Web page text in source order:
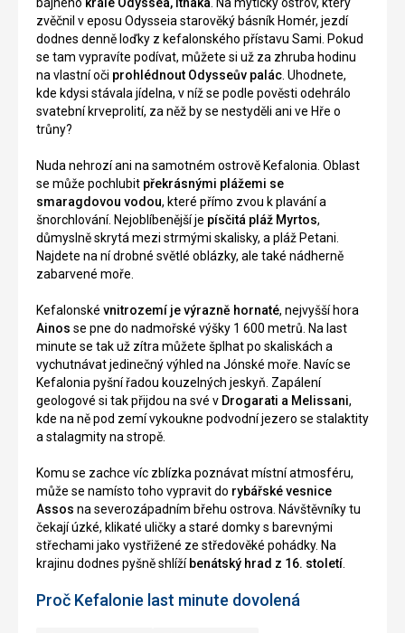
zvěčnil v eposu Odysseia starověký básník Homér, jezdí
dodnes denně loďky z kefalonského přístavu Sami. Pokud
se tam vypravíte podívat, můžete si už za zhruba hodinu
na vlastní oči prohlédnout Odysseův palác . Uhodnete,
kde kdysi stávala jídelna, v níž se podle pověsti odehrálo
svatební krveprolití, za něž by se nestyděli ani ve Hře o
trůny?
Nuda nehrozí ani na samotném ostrově Kefalonia. Oblast
se může pochlubit překrásnými plážemi se
smaragdovou vodou, které přímo zvou k plavání a
šnorchlování. Nejoblíbenější je písčitá pláž Myrtos,
důmyslně skrytá mezi strmými skalisky, a pláž Petani.
Najdete na ní drobné světlé oblázky, ale také nádherně
zabarvené moře.
Kefalonské vnitrozemí je výrazně hornaté, nejvyšší hora
Ainos se pne do nadmořské výšky 1 600 metrů. Na last
minute se tak už zítra můžete šplhat po skaliskách a
vychutnávat jedinečný výhled na Jónské moře. Navíc se
Kefalonia pyšní řadou kouzelných jeskyň. Zapálení
geologové si tak přijdou na své v Drogarati a Melissani,
kde na ně pod zemí vykoukne podvodní jezero se stalaktity
a stalagmity na stropě.
Komu se zachce víc zblízka poznávat místní atmosféru,
může se namísto toho vypravit do rybářské vesnice
Assos na severozápadním břehu ostrova. Návštěvníky tu
čekají úzké, klikaté uličky a staré domky s barevnými
střechami jako vystřižené ze středověké pohádky. Na
krajinu dodnes pyšně shlíží benátský hrad z 16. století
Proč Kefalonie last minute dovolená